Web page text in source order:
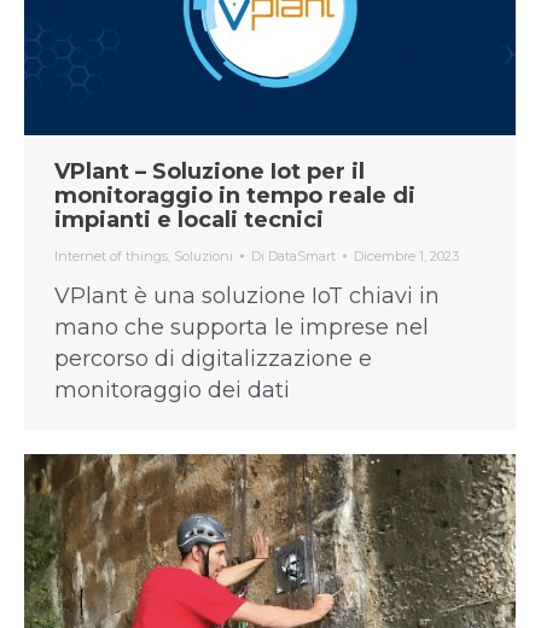
VPlant – Soluzione Iot per il
monitoraggio in tempo reale di
impianti e locali tecnici
Internet of things, Soluzioni Di DataSmart Dicembre 1, 2023
VPlant è una soluzione IoT chiavi in
mano che supporta le imprese nel
percorso di digitalizzazione e
monitoraggio dei dati